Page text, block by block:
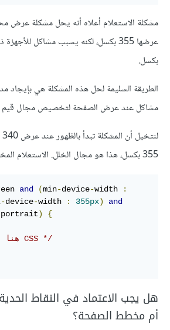
مشكلة الاستعلام أعلاه أنه يحل مشكلة عرض
بكسل.
الطريقة السليمة لحل هذه المشكلة هي بإيجاد
مشاكل عند عرض الصفحة لتخصيص مجال قيم
355 بكسل، هذا هو مجال الخلل. الاستعلام المخصص سيكون كالتالي:
and (min-device-width
:
-device-width : 355px)
and
portrait) {
/* هنا تكتب تعليمات CSS */
هل يجب الاعتماد في النقاط
أم مخطط الصفحة؟